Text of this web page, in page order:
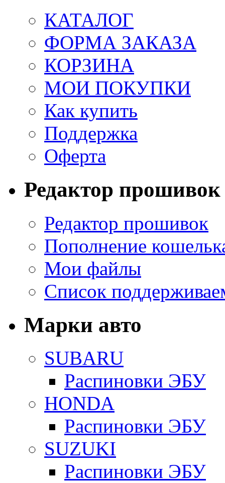
КАТАЛОГ
ФОРМА ЗАКАЗА
КОРЗИНА
МОИ ПОКУПКИ
Как купить
Поддержка
Оферта
Редактор прошивок
Редактор прошивок
Пополнение
Мои файлы
Список
Марки авто
SUBARU
Распиновки ЭБУ
HONDA
Распиновки ЭБУ
SUZUKI
Распиновки ЭБУ